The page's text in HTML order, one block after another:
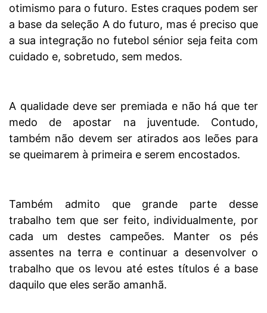
otimismo para o futuro. Estes craques podem ser
a base da seleção A do futuro, mas é preciso que
a sua integração no futebol sénior seja feita com
cuidado e, sobretudo, sem medos.
A qualidade deve ser premiada e não há que ter
medo de apostar na juventude. Contudo,
também não devem ser atirados aos leões para
se queimarem à primeira e serem encostados.
Também admito que grande parte desse
trabalho tem que ser feito, individualmente, por
cada um destes campeões. Manter os pés
assentes na terra e continuar a desenvolver o
trabalho que os levou até estes títulos é a base
daquilo que eles serão amanhã.